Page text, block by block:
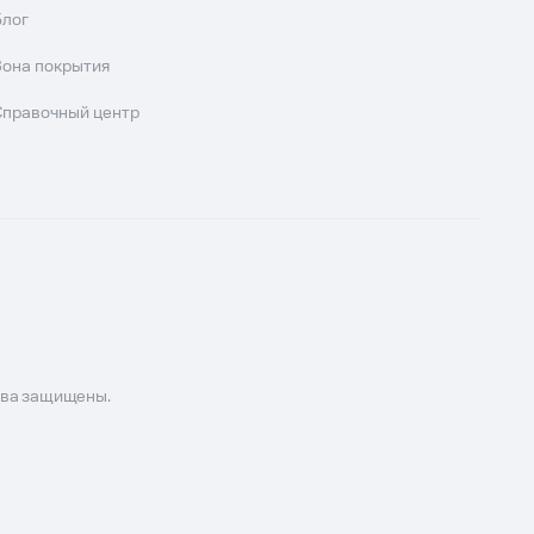
покрытия
центр
защищены.